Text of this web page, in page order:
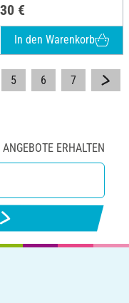
€
In den Warenkorb
5 6 7
ERHALTEN